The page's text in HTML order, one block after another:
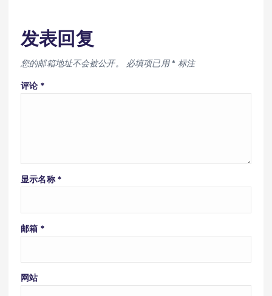
发表回复
您的邮箱地址不会被公开。 必填项已用* 标注
评论 *
显示名称 *
邮箱 *
网站